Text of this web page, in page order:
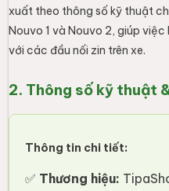
xuất theo thông số kỹ thuật
Nouvo 1 và Nouvo 2, giúp
với các đầu nối zin trên xe.
2. Thông số kỹ thuật
Thông tin chi tiết:
✅ Thương hiệu: